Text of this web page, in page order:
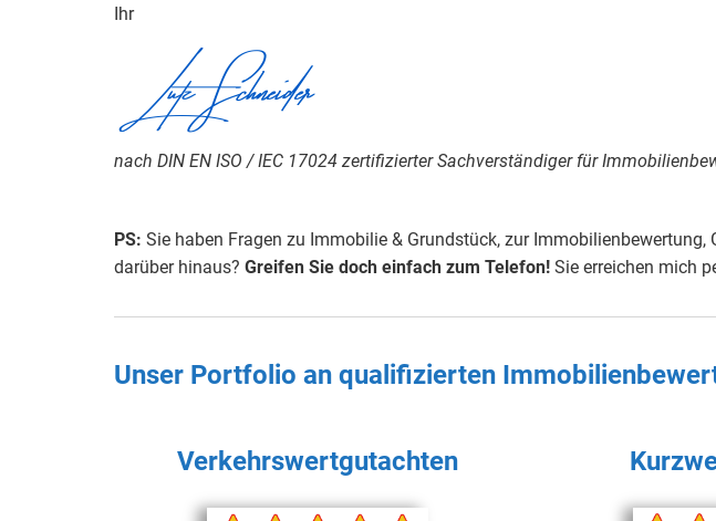
Ihr
Lutz Schneider
nach DIN EN ISO / IEC 17024 zertifizierter Sachverständiger für
PS: Sie haben Fragen zu Immobilie & Grundstück, zur
darüber hinaus? Greifen Sie doch einfach zum Telefon! Sie erreichen mich
Unser Portfolio an qualifizierten
Verkehrswertgutachten